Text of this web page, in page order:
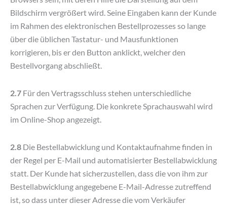
Bildschirm vergrößert wird. Seine Eingaben kann der Kunde
im Rahmen des elektronischen Bestellprozesses so lange
über die üblichen Tastatur- und Mausfunktionen
korrigieren, bis er den Button anklickt, welcher den
Bestellvorgang abschließt.
2.7 Für den Vertragsschluss stehen unterschiedliche
Sprachen zur Verfügung. Die konkrete Sprachauswahl wird
im Online-Shop angezeigt.
2.8 Die Bestellabwicklung und Kontaktaufnahme finden in
der Regel per E-Mail und automatisierter Bestellabwicklung
statt. Der Kunde hat sicherzustellen, dass die von ihm zur
Bestellabwicklung angegebene E-Mail-Adresse zutreffend
ist, so dass unter dieser Adresse die vom Verkäufer